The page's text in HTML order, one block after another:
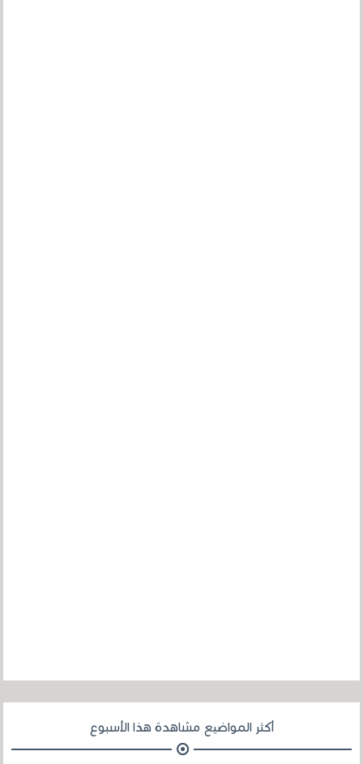
أكثر المواضيع مشاهدة هذا الأسبوع